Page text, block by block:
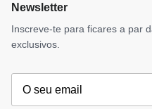
Newsletter
Inscreve-te para ficares a par
exclusivos.